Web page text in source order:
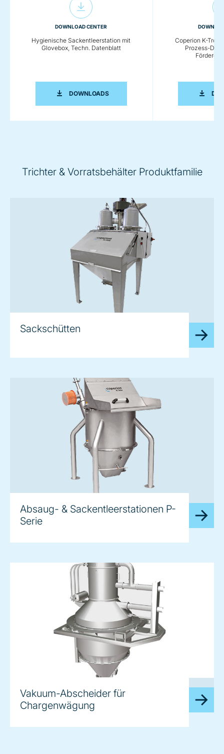
DOWNLOAD CENTER
Hygienische Sackentleerstation mit
Glovebox, Techn. Datenblatt
DOWNLOADSHYGIENISCHE
Coperion K-Tron
Prozess-
Trichter & Vorratsbehälter Produktfamilie
Sackschütten
Absaug- & Sackentleerstationen P-
Serie
Vakuum-Abscheider für
Chargenwägung